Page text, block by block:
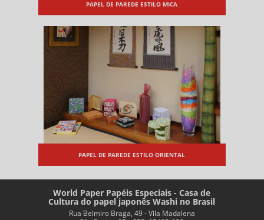
PAPEL DE PAREDE ESTILO MICA
PAPEL DE PAREDE ESTILO ORIENTAL
World Paper Papéis Especiais - Casa de
Cultura do papel japonês Washi no Brasil
Rua Belmiro Braga, 49 - Vila Madalena